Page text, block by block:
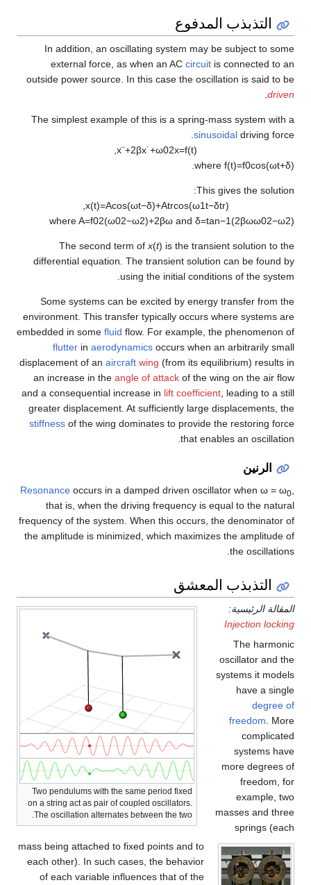
التذبذب المدفوع
In addition, an oscillating system may be subject to some
external force, as when an AC circuit is connected to an
outside power source. In this case the oscillation is said to be
driven
The simplest example of this is a spring-mass system with a
sinusoidal driving force.
x¨+2βx˙+ω02x=f(t)
where f(t)=f0cos(ωt+δ)
This gives the solution:
x(t)=Acos(ωt−δ)+Atrcos(ω1t−δtr)
whereA=f02(ω02−ω2)+2βω and δ=tan−1(2βωω02−ω2)
The second term of x(t) is the transient solution to the
differential equation. The transient solution can be found by
using the initial conditions of the system.
Some systems can be excited by energy transfer from the
environment. This transfer typically occurs where systems are
embedded in some fluid flow. For example, the phenomenon of
flutter in aerodynamics occurs when an arbitrarily small
displacement of an aircraft wing (from its equilibrium) results in
an increase in the angle of attack of the wing on the air flow
and a consequential increase in lift coefficient , leading to a still
greater displacement. At sufficiently large displacements, the
stiffness of the wing dominates to provide the restoring force
that enables an oscillation.
الرنين
Resonance occurs in a damped driven oscillator when ω = ω0,
that is, when the driving frequency is equal to the natural
frequency of the system. When this occurs, the denominator of
the amplitude is minimized, which maximizes the amplitude of
the oscillations.
التذبذب المعشق
Two pendulums with the same period fixed
on a string act as pair of coupled oscillators.
The oscillation alternates between the two.
المقالة الرئيسية:
Injection locking
The harmonic
oscillator and the
systems it models
have a single
degree of
freedom . More
complicated
systems have
more degrees of
freedom, for
example, two
masses and three
springs (each
mass being attached to fixed points and to
each other). In such cases, the behavior
of each variable influences that of the